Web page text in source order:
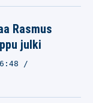
Rasmus
julki